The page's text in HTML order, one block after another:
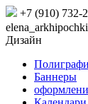
+7 (910) 732-
Дизайн
Баннеры